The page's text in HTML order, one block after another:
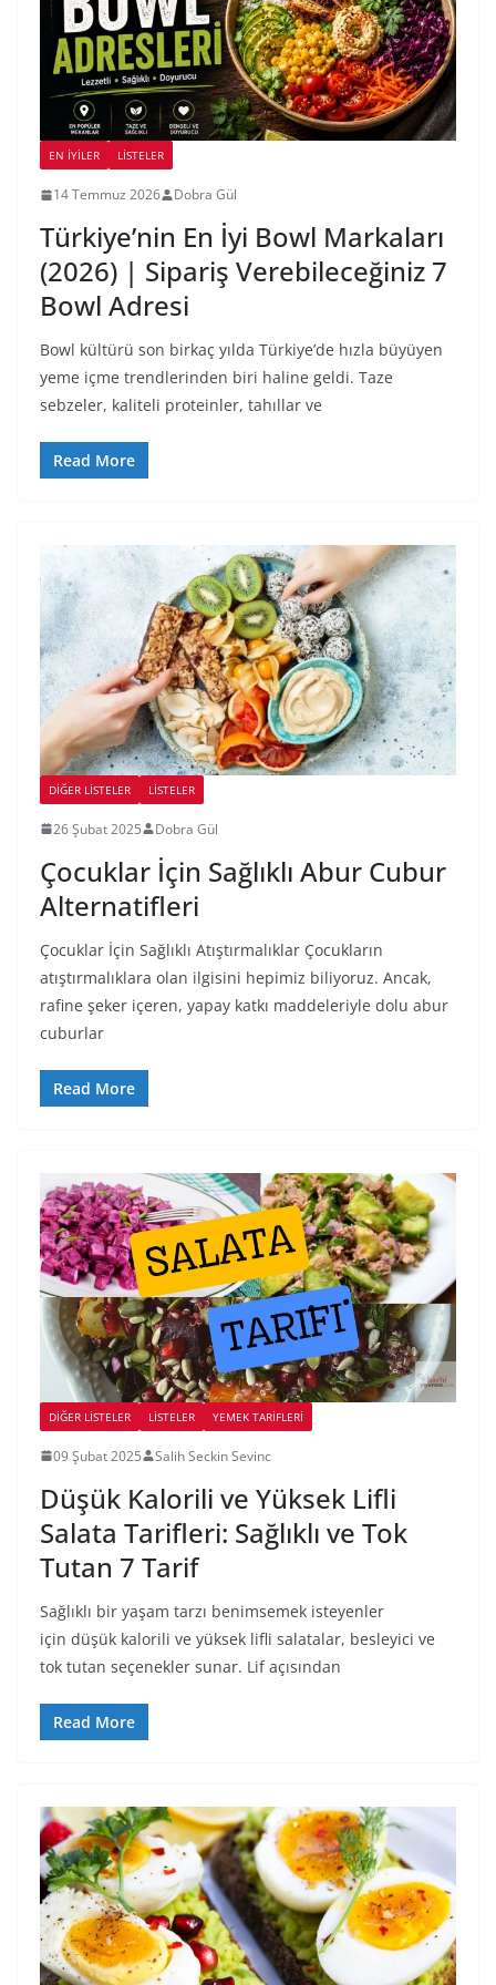
EN İYILER LİSTELER
14 Temmuz 2026 Dobra Gül
Türkiye’nin En İyi Bowl Markaları
(2026) | Sipariş Verebileceğiniz 7
Bowl Adresi
Bowl kültürü son birkaç yılda Türkiye’de hızla büyüyen
yeme içme trendlerinden biri haline geldi. Taze
sebzeler, kaliteli proteinler, tahıllar ve
Read More
DIĞER LISTELER LİSTELER
26 Şubat 2025 Dobra Gül
Çocuklar İçin Sağlıklı Abur Cubur
Alternatifleri
Çocuklar İçin Sağlıklı Atıştırmalıklar Çocukların
atıştırmalıklara olan ilgisini hepimiz biliyoruz. Ancak,
rafine şeker içeren, yapay katkı maddeleriyle dolu abur
cuburlar
Read More
DIĞER LISTELER LİSTELER YEMEK TARİFLERİ
09 Şubat 2025 Salih Seckin Sevinc
Düşük Kalorili ve Yüksek Lifli
Salata Tarifleri: Sağlıklı ve Tok
Tutan 7 Tarif
Sağlıklı bir yaşam tarzı benimsemek isteyenler
için düşük kalorili ve yüksek lifli salatalar, besleyici ve
tok tutan seçenekler sunar. Lif açısından
Read More